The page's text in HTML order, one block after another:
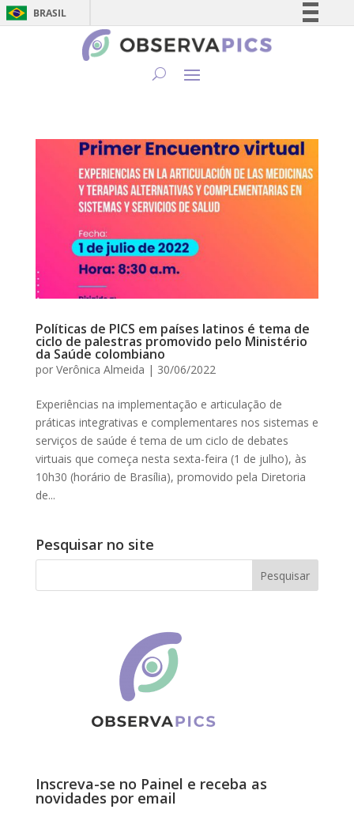
BRASIL
Simplifique!
Canais
Políticas de PICS em países latinos é tema de
ciclo de palestras promovido pelo Ministério
da Saúde colombiano
por Verônica Almeida | 30/06/2022
Experiências na implementação e articulação de
práticas integrativas e complementares nos sistemas e
serviços de saúde é tema de um ciclo de debates
virtuais que começa nesta sexta-feira (1 de julho), às
10h30 (horário de Brasília), promovido pela Diretoria
de...
Pesquisar no site
Inscreva-se no Painel e receba as
novidades por email